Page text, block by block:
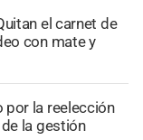
el carnet de
con mate y
por la reelección
la gestión